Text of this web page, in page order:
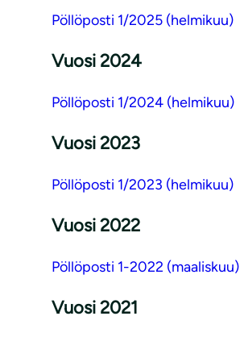
Pöllöposti 1/2025 (helmikuu)
Vuosi 2024
Pöllöposti 1/2024 (helmikuu)
Vuosi 2023
Pöllöposti 1/2023 (helmikuu)
Vuosi 2022
Pöllöposti 1-2022 (maaliskuu)
Vuosi 2021